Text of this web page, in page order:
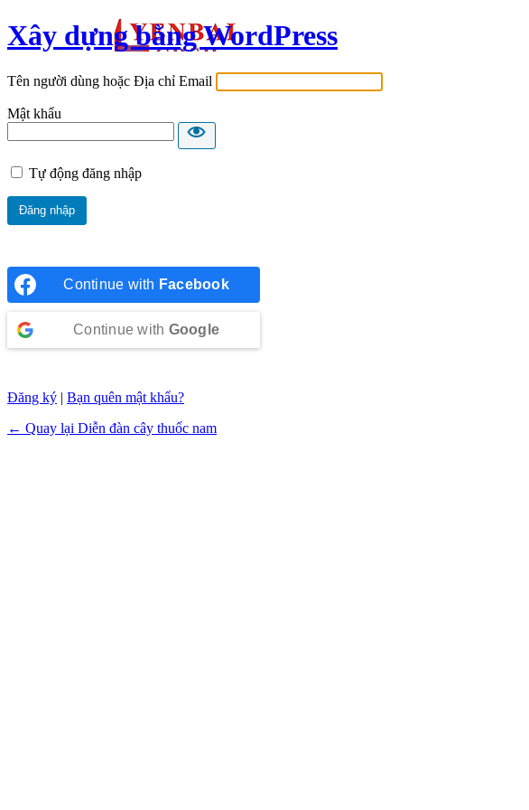
Xây dựng bằng WordPress
Tên người dùng hoặc Địa chỉ Email
Mật khẩu
Tự động đăng nhập
Continue with Facebook
Continue with Google
Đăng ký | Bạn quên mật khẩu?
← Quay lại Diễn đàn cây thuốc nam